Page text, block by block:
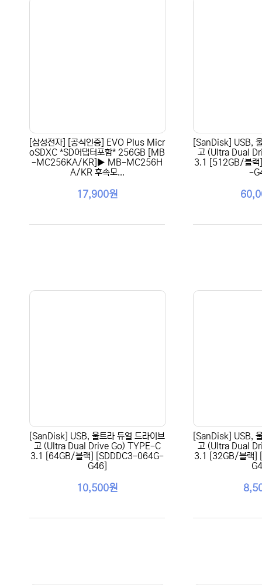
[삼성전자] [공식인증] EVO Plus Micr
oSDXC *SD어댑터포함* 256GB [MB
-MC256KA/KR]▶ MB-MC256H
A/KR 후속모...
17,900원
[SanDisk] USB,
고 (Ultra Dual
3.1 [512GB/블
-
[SanDisk] USB, 울트라 듀얼 드라이브
고 (Ultra Dual Drive Go) TYPE-C
3.1 [64GB/블랙] [SDDDC3-064G-
G46]
10,500원
[SanDisk] USB,
고 (Ultra Dual
3.1 [32GB/블랙]